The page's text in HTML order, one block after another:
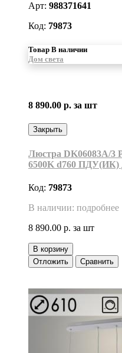
Арт: 988371641
Код: 79873
Товар В наличии
Дом света
8 890.00 р. за шт
Закрыть
Люстра DK06083A/3
6500K d760 ПДУ(ИК)
Код: 79873
В наличии: подробнее
8 890.00 р. за шт
В корзину
Отложить
Сравнить